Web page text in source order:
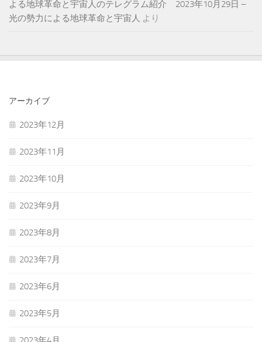
よる地球革命と宇宙人のテレグラム紹介 2023年10月29日 –
光の勢力による地球革命と宇宙人 より
アーカイブ
2023年12月
2023年11月
2023年10月
2023年9月
2023年8月
2023年7月
2023年6月
2023年5月